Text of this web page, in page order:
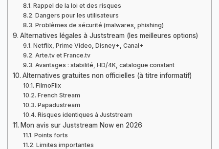
Rappel de la loi et des risques
Dangers pour les utilisateurs
Problèmes de sécurité (malwares, phishing)
Alternatives légales à Juststream (les meilleures options)
Netflix, Prime Video, Disney+, Canal+
Arte.tv et France.tv
Avantages : stabilité, HD/4K, catalogue constant
Alternatives gratuites non officielles (à titre informatif)
FilmoFlix
French Stream
Papadustream
Risques identiques à Juststream
Mon avis sur Juststream Now en 2026
Points forts
Limites importantes